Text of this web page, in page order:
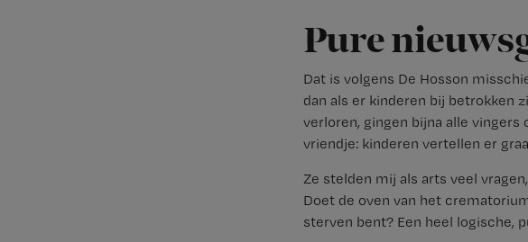
Pure
Dat is volgens De Hosson
dan als er kinderen bij betrokken
verloren, gingen bijna alle
vriendje: kinderen vertellen er
Ze stelden mij als arts veel
Doet de oven van het
sterven bent? Een heel logische,